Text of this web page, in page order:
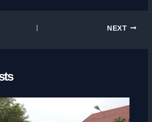
NEXT